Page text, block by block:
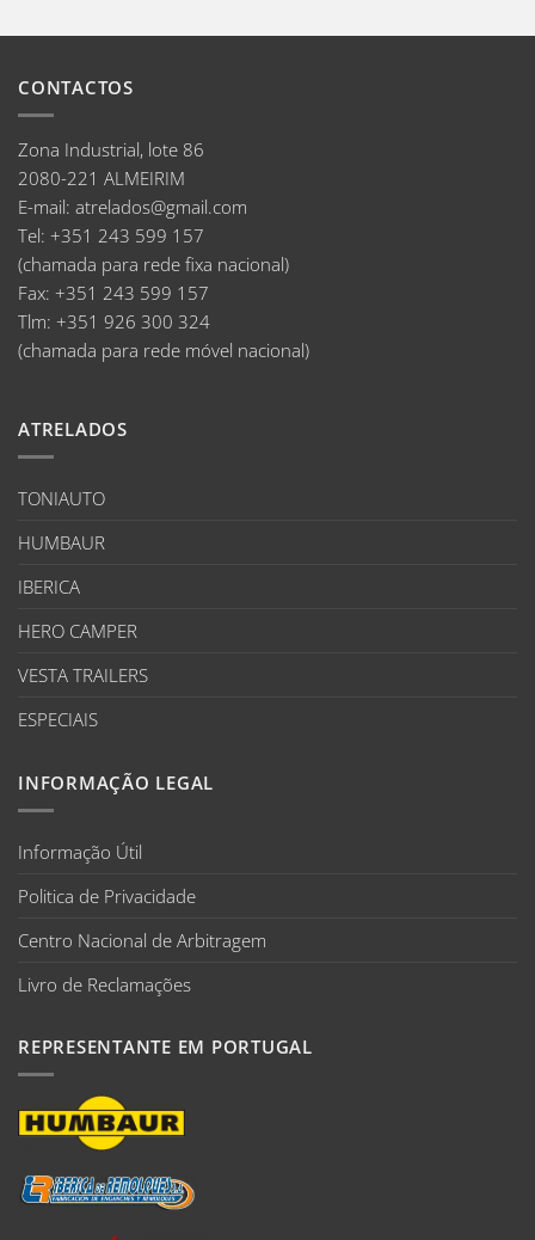
CONTACTOS
Zona Industrial, lote 86
2080-221 ALMEIRIM
E-mail: atrelados@gmail.com
Tel: +351 243 599 157
(chamada para rede fixa nacional)
Fax: +351 243 599 157
Tlm: +351 926 300 324
(chamada para rede móvel nacional)
ATRELADOS
TONIAUTO
HUMBAUR
IBERICA
HERO CAMPER
VESTA TRAILERS
ESPECIAIS
INFORMAÇÃO LEGAL
Informação Útil
Politica de Privacidade
Centro Nacional de Arbitragem
Livro de Reclamações
REPRESENTANTE EM PORTUGAL